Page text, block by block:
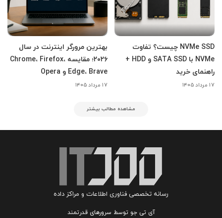
NVMe SSD چیست؟ تفاوت
NVMe با SATA SSD و HDD +
راهنمای خرید
۱۷ مرداد ۱۴۰۵
بهترین مرورگر اینترنت در سال
۲۰۲۶؛ مقایسه Chrome، Firefox،
Edge، Brave و Opera
۱۷ مرداد ۱۴۰۵
مشاهده مطالب بیشتر
رسانه تخصصی فناوری اطلاعات و مراکز داده
آی تی جو توسط سرورهای قدرتمند